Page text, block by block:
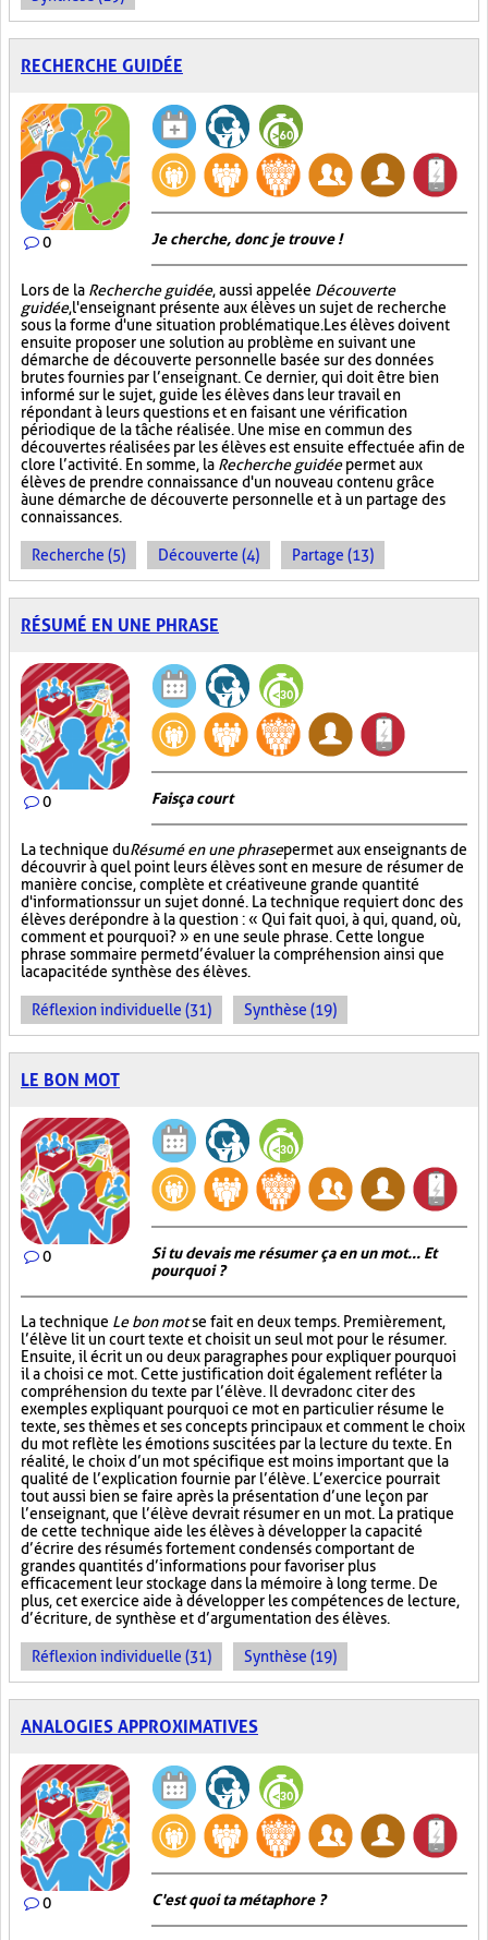
RECHERCHE GUIDÉE
0 Je cherche, donc je trouve !
Lors de la Recherche guidée, aussi appelée Découverte
guidée, l'enseignant présente aux élèves un sujet de recherche
sous la forme d'une situation problématique. Les élèves doivent
ensuite proposer une solution au problème en suivant une
démarche de découverte personnelle basée sur des données
brutes fournies par l’enseignant. Ce dernier, qui doit être bien
informé sur le sujet, guide les élèves dans leur travail en
répondant à leurs questions et en faisant une vérification
périodique de la tâche réalisée. Une mise en commun des
découvertes réalisées par les élèves est ensuite effectuée afin de
clore l’activité. En somme, la Recherche guidéepermet aux
élèves de prendre connaissance d'un nouveau contenu grâce
à une démarche de découverte personnelle et à un partage des
connaissances.
Recherche (5) Découverte (4) Partage (13)
RÉSUMÉ EN UNE PHRASE
0 Fais ça court
La technique duRésumé en une phrasepermet aux enseignants de
découvrir à quel point leurs élèves sont en mesure de résumer de
manière concise, complète et créative une grande quantité
d'informations sur un sujet donné. La technique requiert donc des
élèves de répondre à la question : « Qui fait quoi, à qui, quand, où,
comment et pourquoi? » en une seule phrase. Cette longue
phrase sommaire permet d’évaluer la compréhension ainsi que
la capacité de synthèse des élèves.
Réflexion individuelle (31) Synthèse (19)
LE BON MOT
0
Si tu devais me résumer ça en un mot... Et
pourquoi ?
La technique Le bon motse fait en deux temps. Premièrement,
l’élève lit un court texte et choisit un seul mot pour le résumer.
Ensuite, il écrit un ou deux paragraphes pour expliquer pourquoi
il a choisi ce mot. Cette justification doit également refléter la
compréhension du texte par l’élève. Il devra donc citer des
exemples expliquant pourquoi ce mot en particulier résume le
texte, ses thèmes et ses concepts principaux et comment le choix
du mot reflète les émotions suscitées par la lecture du texte. En
réalité, le choix d’un mot spécifique est moins important que la
qualité de l’explication fournie par l’élève. L’exercice pourrait
tout aussi bien se faire après la présentation d’une leçon par
l’enseignant, que l’élève devrait résumer en un mot. La pratique
de cette technique aide les élèves à développer la capacité
d’écrire des résumés fortement condensés comportant de
grandes quantités d’informations pour favoriser plus
efficacement leur stockage dans la mémoire à long terme. De
plus, cet exercice aide à développer les compétences de lecture,
d’écriture, de synthèse et d’argumentation des élèves.
Réflexion individuelle (31) Synthèse (19)
ANALOGIES APPROXIMATIVES
0 C'est quoi ta métaphore ?